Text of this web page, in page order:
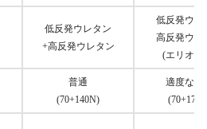
低反発ウレタン
+高反発ウレタン
低反発ウレ
高反発ウレ
(エリオセ
普通
(70+140N)
適度な硬